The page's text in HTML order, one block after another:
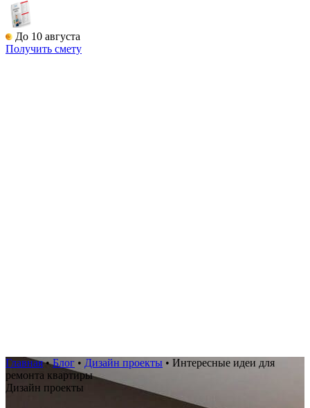
До 10 августа
Получить смету
Главная•Блог • Дизайн проекты • Интересные идеи для
ремонта квартиры
Дизайн проекты